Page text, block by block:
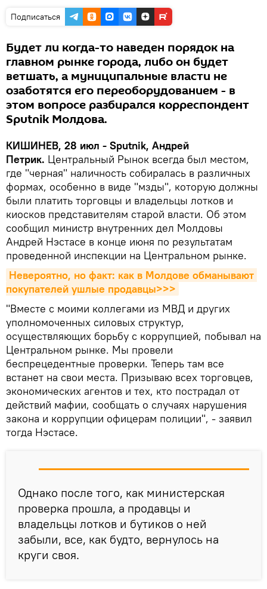
Подписаться
Будет ли когда-то наведен порядок на
главном рынке города, либо он будет
ветшать, а муниципальные власти не
озаботятся его переоборудованием - в
этом вопросе разбирался корреспондент
Sputnik Молдова.
КИШИНЕВ, 28 июл - Sputnik, Андрей
Петрик. Центральный Рынок всегда был местом,
где "черная" наличность собиралась в различных
формах, особенно в виде "мзды", которую должны
были платить торговцы и владельцы лотков и
киосков представителям старой власти. Об этом
сообщил министр внутренних дел Молдовы
Андрей Нэстасе в конце июня по результатам
проведенной инспекции на Центральном рынке.
Невероятно, но факт: как в Молдове обманывают
покупателей ушлые продавцы>>>
"Bместе с моими коллегами из МВД и других
уполномоченных силовых структур,
осуществляющих борьбу с коррупцией, побывал на
Центральном рынке. Мы провели
беспрецедентные проверки. Теперь там все
встанет на свои места. Призываю всех торговцев,
экономических агентов и тех, кто пострадал от
действий мафии, сообщать о случаях нарушения
закона и коррупции офицерам полиции", - заявил
тогда Нэстасе.
Однако после того, как министерская
проверка прошла, а продавцы и
владельцы лотков и бутиков о ней
забыли, все, как будто, вернулось на
круги своя.